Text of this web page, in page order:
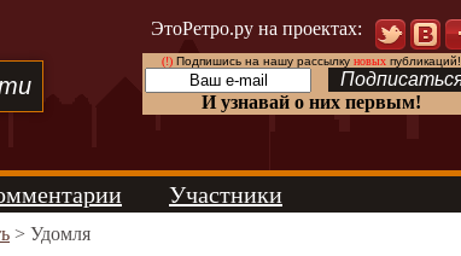
ЭтоРетро.ру на проектах:
(!)Подпишись на нашу рассылку новыхпубликаций!
И узнавай о них первым!
Участники
> Удомля